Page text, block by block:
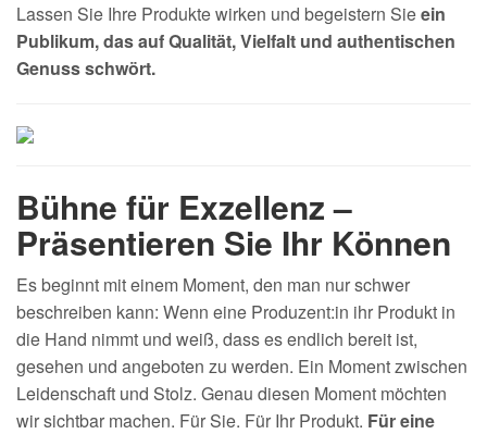
Lassen Sie Ihre Produkte wirken und begeistern Sieein
Publikum, das auf Qualität, Vielfalt und authentischen
Genuss schwört.
Bühne für Exzellenz –
Präsentieren Sie Ihr Können
Es beginnt mit einem Moment, den man nur schwer
beschreiben kann: Wenn eine Produzent:in ihr Produkt in
die Hand nimmt und weiß, dass es endlich bereit ist,
gesehen und angeboten zu werden. Ein Moment zwischen
Leidenschaft und Stolz. Genau diesen Moment möchten
wir sichtbar machen. Für Sie. Für Ihr Produkt. Für eine